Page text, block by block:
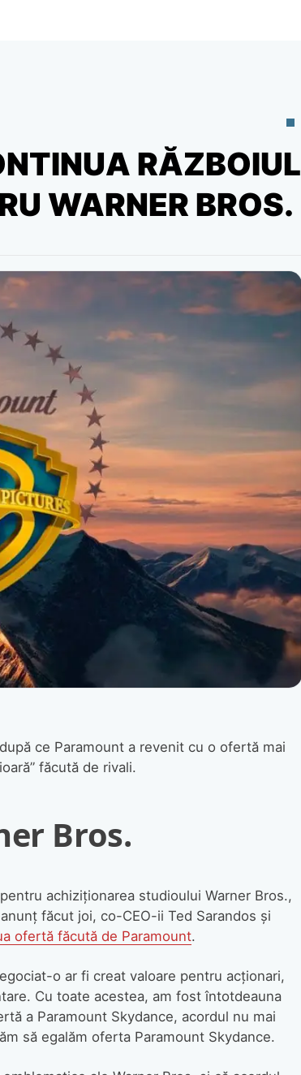
RĂZBOIUL
WARNER BROS.
ce Paramount a revenit cu o ofertă mai
făcută de rivali.
Bros.
pentru achiziționarea studioului Warner Bros.,
făcut joi, co-CEO-ii Ted Sarandos și
ofertă făcută de Paramount.
o ar fi creat valoare pentru acționari,
Cu toate acestea, am fost întotdeauna
a Paramount Skydance, acordul nu mai
să egalăm oferta Paramount Skydance.